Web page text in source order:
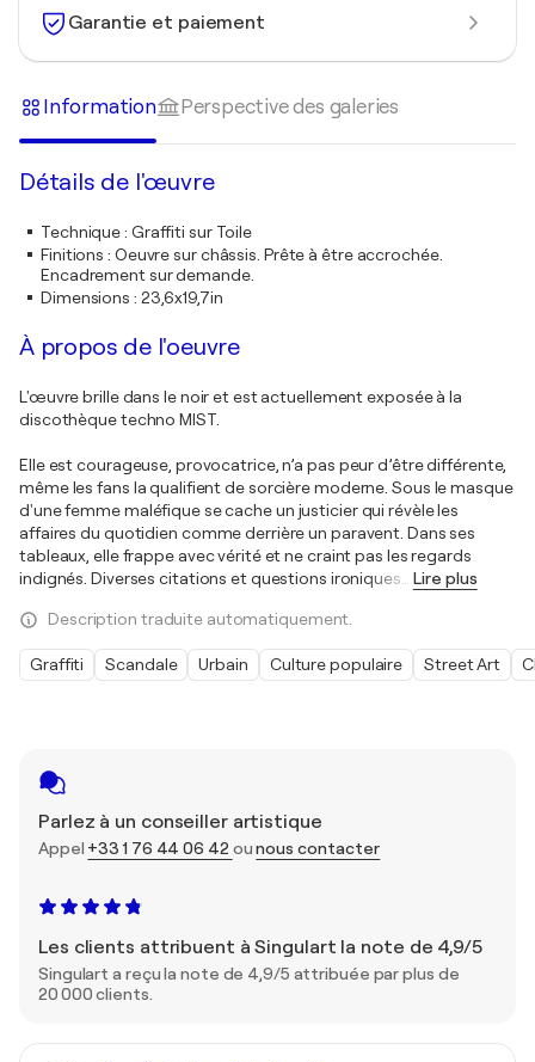
Garantie et paiement
Parlez à un conseiller artistique
Appel +33 1 76 44 06 42 ounous contacter
Les clients attribuent à Singulart la note de 4,9/5
Singulart a reçu la note de 4,9/5 attribuée par plus de
20 000 clients.
Information Perspective des galeries
Détails de l'œuvre
Technique: Graffiti sur Toile
Finitions : Oeuvre sur châssis. Prête à être accrochée.
Encadrement sur demande.
Dimensions : 23,6x19,7in
À propos de l'oeuvre
L'œuvre brille dans le noir et est actuellement exposée à la
discothèque techno MIST.
Elle est courageuse, provocatrice, n’a pas peur d’être différente,
même les fans la qualifient de sorcière moderne. Sous le masque
d'une femme maléfique se cache un justicier qui révèle les
affaires du quotidien comme derrière un paravent. Dans ses
tableaux, elle frappe avec vérité et ne craint pas les regards
indignés. Diverses citations et questions ironiques
Lire plus
Description traduite automatiquement.
Graffiti Scandale Urbain Culture populaire Street Art